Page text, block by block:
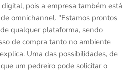
pois a empresa também está
omnichannel. "Estamos prontos
qualquer plataforma, sendo
de compra tanto no ambiente
Uma das possibilidades, de
um pedreiro pode solicitar o